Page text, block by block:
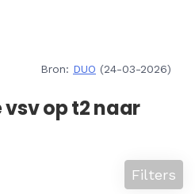
Bron: DUO (24-03-2026)
op t2 naar
Filters